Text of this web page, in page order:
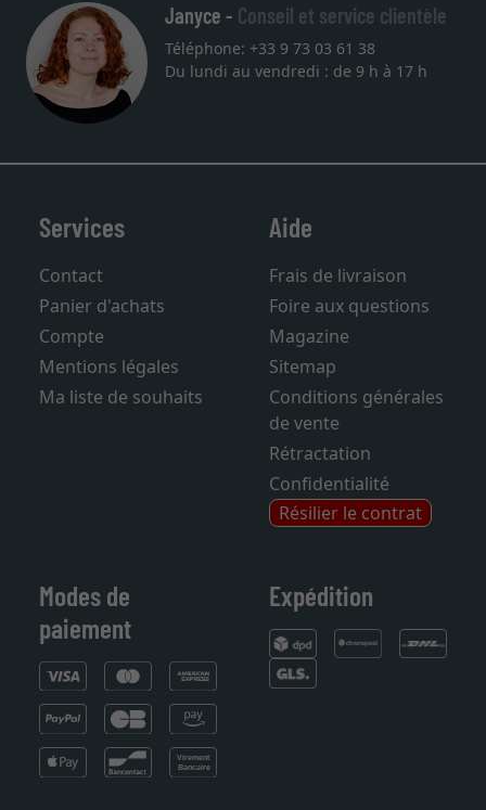
Janyce - Conseil et service clientèle
Téléphone: +33 9 73 03 61 38
Du lundi au vendredi : de 9 h à 17 h
Services
Contact
Panier d'achats
Compte
Mentions légales
Ma liste de souhaits
Aide
Frais de livraison
Foire aux questions
Magazine
Sitemap
Conditions générales
de vente
Rétractation
Confidentialité
Résilier le contrat
Modes de
paiement
Expédition